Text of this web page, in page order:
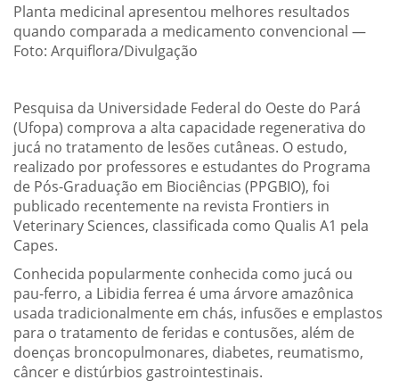
Planta medicinal apresentou melhores resultados
quando comparada a medicamento convencional —
Foto: Arquiflora/Divulgação
Pesquisa da Universidade Federal do Oeste do Pará
(Ufopa) comprova a alta capacidade regenerativa do
jucá no tratamento de lesões cutâneas. O estudo,
realizado por professores e estudantes do Programa
de Pós-Graduação em Biociências (PPGBIO), foi
publicado recentemente na revista Frontiers in
Veterinary Sciences, classificada como Qualis A1 pela
Capes.
Conhecida popularmente conhecida como jucá ou
pau-ferro, a Libidia ferrea é uma árvore amazônica
usada tradicionalmente em chás, infusões e emplastos
para o tratamento de feridas e contusões, além de
doenças broncopulmonares, diabetes, reumatismo,
câncer e distúrbios gastrointestinais.